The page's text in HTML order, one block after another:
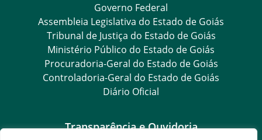
Governo Federal
Assembleia Legislativa do Estado de Goiás
Tribunal de Justiça do Estado de Goiás
Ministério Público do Estado de Goiás
Procuradoria-Geral do Estado de Goiás
Controladoria-Geral do Estado de Goiás
Diário Oficial
Transparência e Ouvidoria